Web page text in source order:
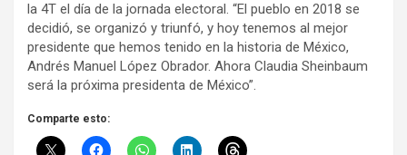
la 4T el día de la jornada electoral. “El pueblo en 2018 se
decidió, se organizó y triunfó, y hoy tenemos al mejor
presidente que hemos tenido en la historia de México,
Andrés Manuel López Obrador. Ahora Claudia Sheinbaum
será la próxima presidenta de México”.
Comparte esto: